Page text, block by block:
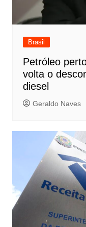
Brasil
Petróleo
volta o
diesel
Geraldo Naves